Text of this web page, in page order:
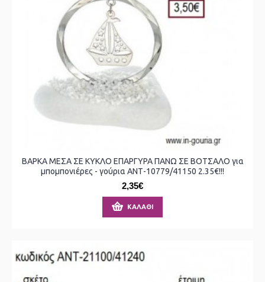
ΒΑΡΚΑ ΜΕΣΑ ΣΕ ΚΥΚΛΟ ΕΠΑΡΓΥΡΑ ΠΑΝΩ ΣΕ ΒΟΤΣΑΛΟ για
μπομπονιέρες - γούρια ΑΝΤ-10779/41150 2.35€!!!
2,35€
ΚΑΛΆΘΙ